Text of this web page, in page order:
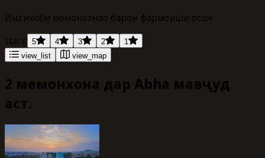
Интихоби меҳмонхонаҳо барои фармоиши осон
stars: 5 4 3 2
1
view_list
view_map
2 меҳмонхона дар Abha мавҷуд
аст.